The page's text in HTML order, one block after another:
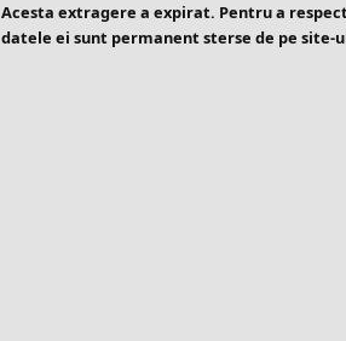
Acesta extragere a expirat. Pentru a
datele ei sunt permanent sterse de pe site-